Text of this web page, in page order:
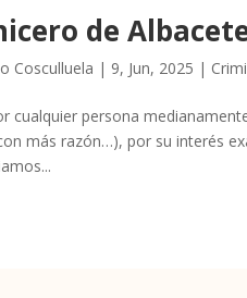
de
Cosculluela | 9, Jun, 2025 |
cualquier persona
más razón…), por su interés